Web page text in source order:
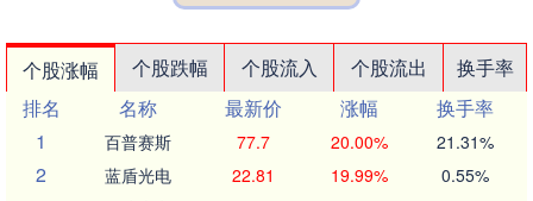
个股涨幅 个股跌幅 个股流入 个股流出
换手率
排名
名称 最新价 涨幅
换手率
1
百普赛斯 77.7 20.00% 21.31%
2 蓝盾光电 22.81 19.99% 0.55%